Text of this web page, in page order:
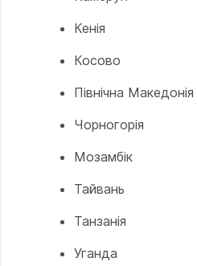
Кенія
Косово
Північна Македонія
Чорногорія
Мозамбік
Тайвань
Танзанія
Уганда